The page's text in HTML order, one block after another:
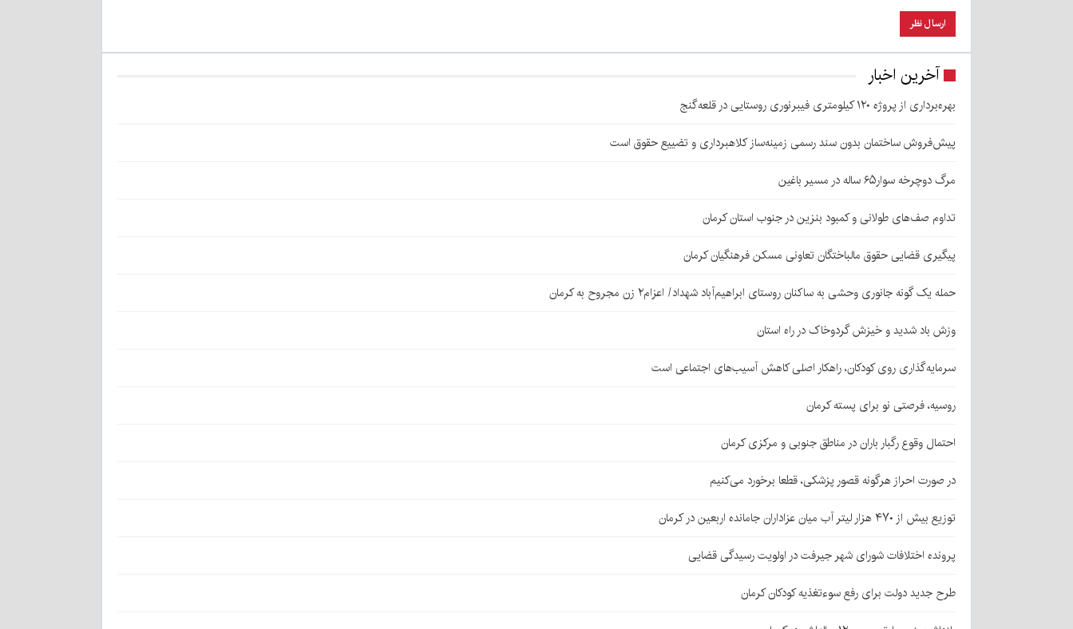
آخرین اخبار
بهره‌برداری از پروژه ۱۲۰ کیلومتری فیبرنوری روستایی در قلعه‌گنج
پیش‌فروش ساختمان بدون سند رسمی زمینه‌ساز کلاهبرداری و تضییع حقوق است
مرگ دوچرخه سوار۶۵ ساله در مسیر باغین
تداوم صف‌های طولانی و کمبود بنزین در جنوب استان کرمان
پیگیری قضایی حقوق مالباختگان تعاونی مسکن فرهنگیان کرمان
حمله یک گونه جانوری وحشی به ساکنان روستای ابراهیم‌آباد شهداد/ اعزام۲ زن مجروح به کرمان
وزش باد شدید و خیزش گردوخاک در راه استان
سرمایه‌گذاری روی کودکان، راهکار اصلی کاهش آسیب‌های اجتماعی است
روسیه، فرصتی نو برای پسته کرمان
احتمال وقوع رگبار باران در مناطق جنوبی و مرکزی کرمان
در صورت احراز هرگونه قصور پزشکی، قطعا برخورد می‌کنیم
توزیع بیش از ۴۷۰ هزار لیتر آب میان عزاداران جامانده اربعین در کرمان
پرونده اختلافات شورای شهر جیرفت در اولویت رسیدگی قضایی
طرح جدید دولت برای رفع سوءتغذیه کودکان کرمان